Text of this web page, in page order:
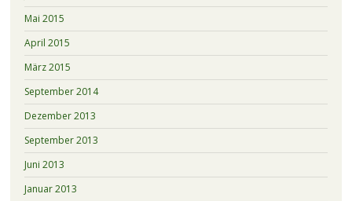
Mai 2015
April 2015
März 2015
September 2014
Dezember 2013
September 2013
Juni 2013
Januar 2013